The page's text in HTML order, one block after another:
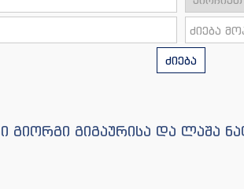
ძიება
გიორგი გიგაურისა და ლაშა